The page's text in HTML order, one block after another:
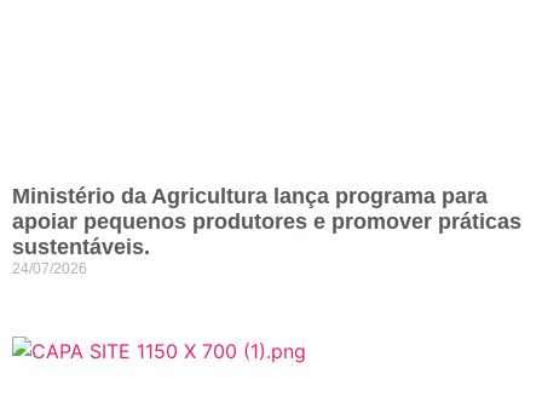
Ministério da Agricultura lança programa para
apoiar pequenos produtores e promover práticas
sustentáveis.
24/07/2026